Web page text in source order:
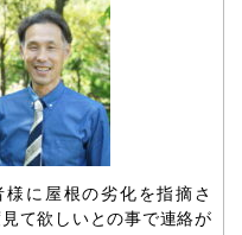
様に屋根の劣化を指摘さ
て欲しいとの事で連絡が
。
経年劣化により色褪せや
、屋根材の欠けなどござ
た場合は屋根のメンテナ
しているという事だった